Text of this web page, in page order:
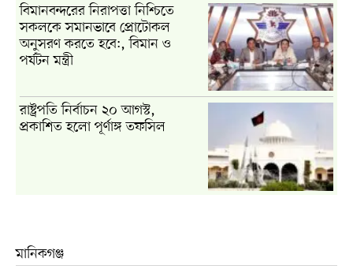
বিমানবন্দরের নিরাপত্তা নিশ্চিতে
সকলকে সমানভাবে প্রোটোকল
অনুসরণ করতে হবে:, বিমান ও
পর্যটন মন্ত্রী
রাষ্ট্রপতি নির্বাচন ২০ আগস্ট,
প্রকাশিত হলো পূর্ণাঙ্গ তফসিল